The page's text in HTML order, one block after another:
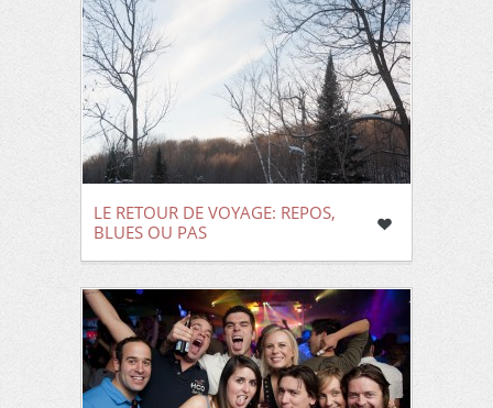
LE RETOUR DE VOYAGE: REPOS,
BLUES OU PAS